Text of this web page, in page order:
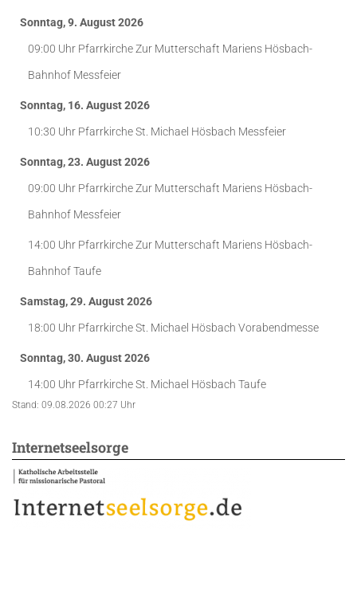
Sonntag, 9. August 2026
09:00 Uhr Pfarrkirche Zur Mutterschaft Mariens Hösbach-
Bahnhof Messfeier
Sonntag, 16. August 2026
10:30 Uhr Pfarrkirche St. Michael Hösbach Messfeier
Sonntag, 23. August 2026
09:00 Uhr Pfarrkirche Zur Mutterschaft Mariens Hösbach-
Bahnhof Messfeier
14:00 Uhr Pfarrkirche Zur Mutterschaft Mariens Hösbach-
BahnhofTaufe
Samstag, 29. August 2026
18:00 Uhr Pfarrkirche St. Michael Hösbach Vorabendmesse
Sonntag, 30. August 2026
14:00 Uhr Pfarrkirche St. Michael Hösbach Taufe
Stand: 09.08.2026 00:27 Uhr
Internetseelsorge